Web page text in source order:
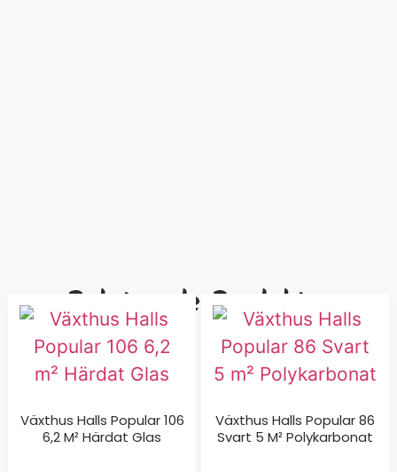
Relaterade Produkter
Växthus Halls Popular 106
6,2 M² Härdat Glas
Växthus Halls Popular 86
Svart 5 M² Polykarbonat